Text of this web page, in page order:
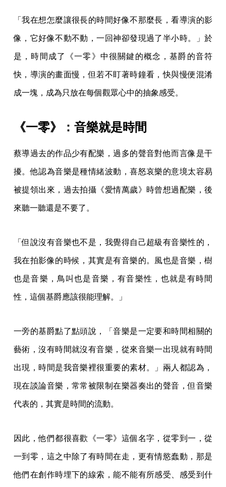
「我在想怎麼讓很長的時間好像不那麼長，看導演的影
像，它好像不動不動，一回神卻發現過了半小時。」於
是，時間成了《一零》中很關鍵的概念，基爵的音符
快，導演的畫面慢，但若不盯著時鐘看，快與慢便混淆
成一塊，成為只放在每個觀眾心中的抽象感受。
《一零》：音樂就是時間
蔡導過去的作品少有配樂，過多的聲音對他而言像是干
擾。他認為音樂是種情緒波動，喜怒哀樂的意境太容易
被提領出來，過去拍攝《愛情萬歲》時曾想過配樂，後
來聽一聽還是不要了。
「但說沒有音樂也不是，我覺得自己超級有音樂性的，
我在拍影像的時候，其實是有音樂的。風也是音樂，樹
也是音樂，鳥叫也是音樂，有音樂性，也就是有時間
性，這個基爵應該很能理解。」
一旁的基爵點了點頭說，「音樂是一定要和時間相關的
藝術，沒有時間就沒有音樂，從來音樂一出現就有時間
出現，時間是我音樂裡很重要的素材。」兩人都認為，
現在談論音樂，常常被限制在樂器奏出的聲音，但音樂
代表的，其實是時間的流動。
因此，他們都很喜歡《一零》這個名字，從零到一，從
一到零，這之中除了有時間在走，更有情慾蠢動，那是
他們在創作時埋下的線索，能不能有所感受、感受到什